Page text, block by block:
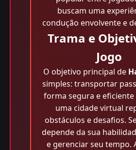
buscam uma
condução envolvente e
Trama e
Jogo
O objetivo principal de
simples: transportar
forma segura e eficiente
uma cidade virtual
obstáculos e desafios.
depende da sua
e gerenciar seu tempo.